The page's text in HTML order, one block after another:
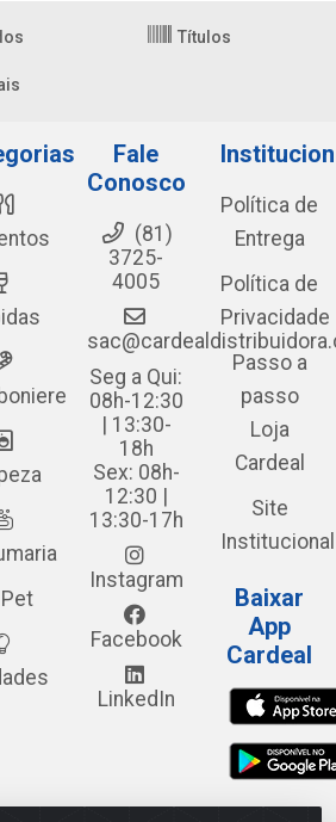
Títulos
Pet
Fale
Conosco
(81)
3725-
4005
Seg a Qui:
08h-12:30
| 13:30-
18h
Sex: 08h-
12:30 |
13:30-17h
Instagram
Facebook
LinkedIn
Política de
Entrega
Política de
Privacidade
Passo a
passo
Loja
Cardeal
Site
Institucional
Baixar
App
Cardeal